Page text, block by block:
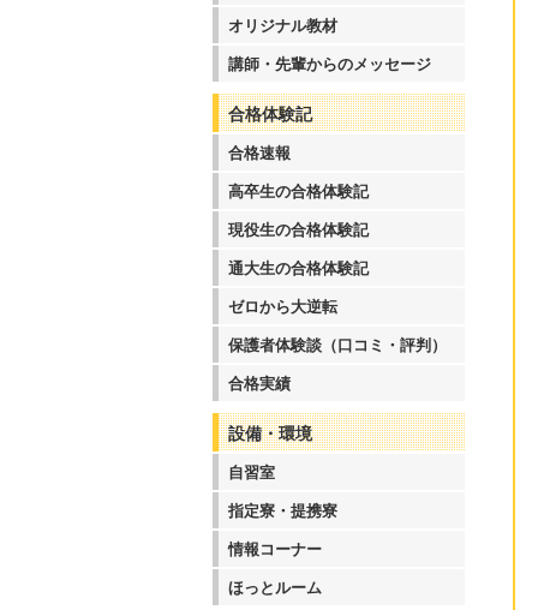
オリジナル教材
講師・先輩からのメッセージ
合格体験記
合格速報
高卒生の合格体験記
現役生の合格体験記
通大生の合格体験記
ゼロから大逆転
保護者体験談（口コミ・評判）
合格実績
設備・環境
自習室
指定寮・提携寮
情報コーナー
ほっとルーム